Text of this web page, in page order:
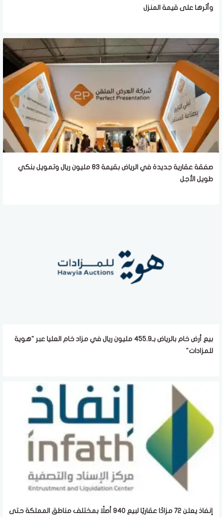
وأثرها على قيمة المنزل
صفقة عقارية جديدة في الرياض بقيمة 83 مليون ريال وتمويل بنكي
طويل الأجل
بيع أرض خام بالرياض بـ455.9 مليون ريال في مزاد خام العليا عبر "هوية
للمزادات"
إنفاذ يعلن 72 مزادًا عقاريًا لبيع 940 أصلًا بمختلف مناطق المملكة حتى